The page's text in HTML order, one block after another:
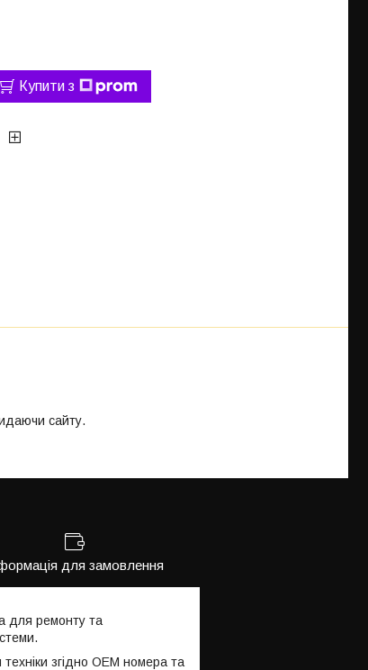
Купити з
сайту.
для замовлення
для ремонту та
згідно OEM номера та